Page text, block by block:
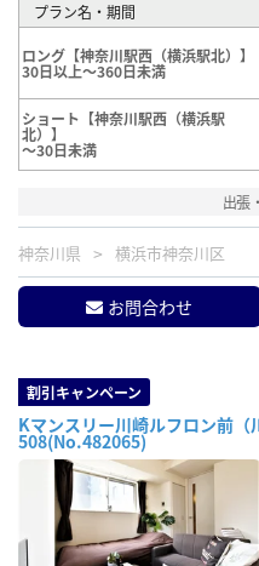
プラン名・期間
ロング【神奈川駅西（横浜駅北）】
30日以上～360日未満
ショート【神奈川駅西（横浜駅
北）】
～30日未満
出張
神奈川県 横浜市神奈川区
お問合わせ
割引キャンペーン
Kマンスリー川崎ルフロン前（
508(No.482065)